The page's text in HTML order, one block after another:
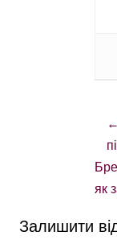
←
як
Залишити